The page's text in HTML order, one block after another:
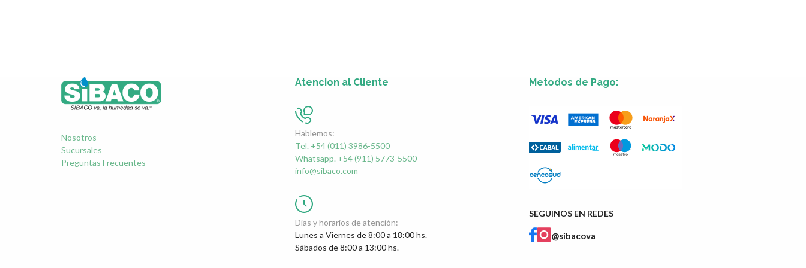
Nosotros
Sucursales
Preguntas Frecuentes
Atencion al Cliente
Hablemos:
Tel. +54 (011) 3986-5500
Whatsapp. +54 (911) 5773-5500
info@sibaco.com
Días y horarios de atención:
Lunes a Viernes de 8:00 a 18:00 hs.
Sábados de 8:00 a 13:00 hs.
Metodos de Pago:
SEGUINOS EN REDES
@sibacova